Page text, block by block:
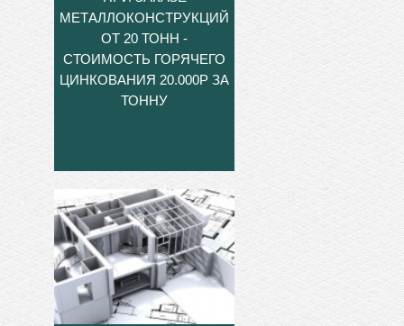
МЕТАЛЛОКОНСТРУКЦИЙ
ОТ 20 ТОНН -
СТОИМОСТЬ ГОРЯЧЕГО
ЦИНКОВАНИЯ 20.000Р ЗА
ТОННУ